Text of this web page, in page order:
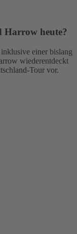
Harrow heute?
einer bislang
wiederentdeckt
Tour vor.